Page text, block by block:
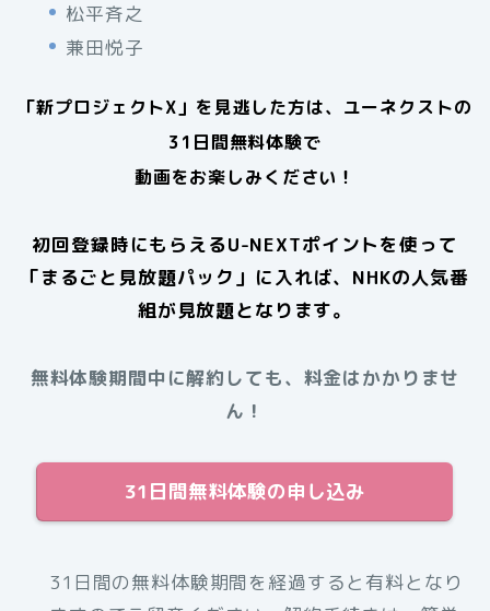
松平斉之
兼田悦子
「新プロジェクトX」を見逃した方は、ユーネクストの
31日間無料体験で
動画をお楽しみください！
初回登録時にもらえるU-NEXTポイントを使って
「まるごと見放題パック」に入れば、NHKの人気番
組が見放題となります。
無料体験期間中に解約しても、料金はかかりませ
ん！
31日間無料体験の申し込み
31日間の無料体験期間を経過すると有料となり